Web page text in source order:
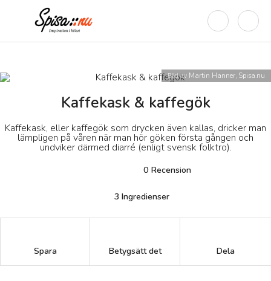
Bild av Martin Hanner, Spisa.nu
Kaffekask & kaffegök
Kaffekask, eller kaffegök som drycken även kallas, dricker man
lämpligen på våren när man hör göken första gången och
undviker därmed diarré (enligt svensk folktro).
0 Recension
3 Ingredienser
Spara Betygsätt det Dela